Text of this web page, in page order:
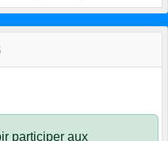
participer aux